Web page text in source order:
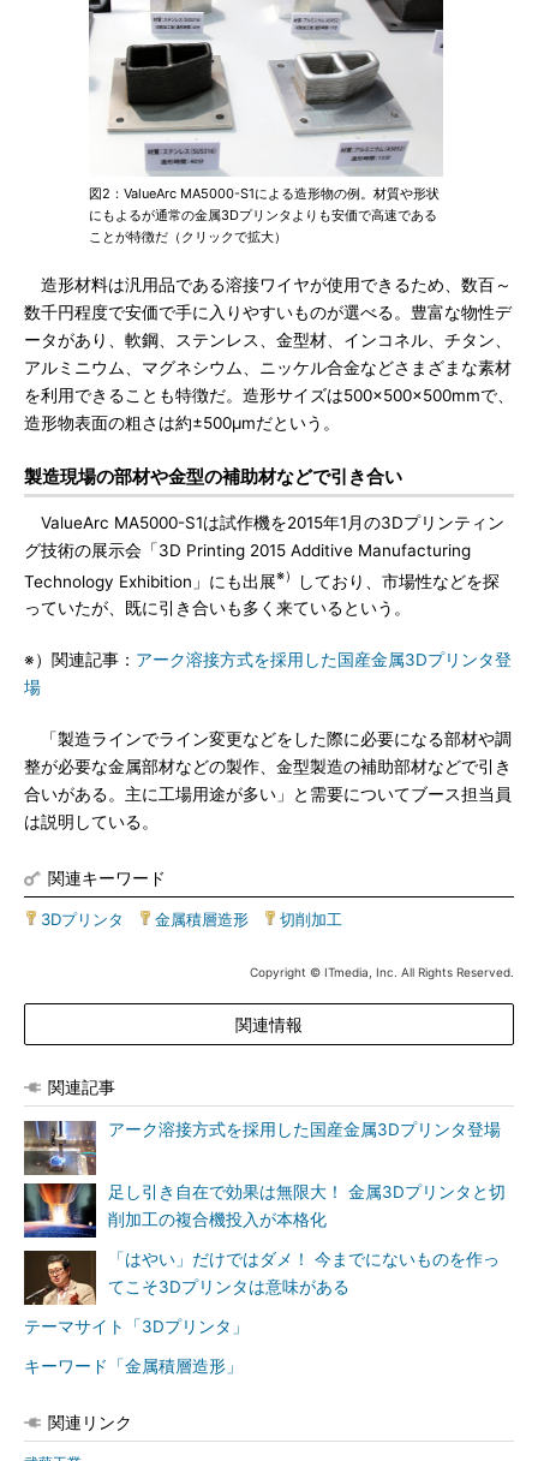
図2：ValueArc MA5000-S1による造形物の例。材質や形状
にもよるが通常の金属3Dプリンタよりも安価で高速である
ことが特徴だ（クリックで拡大）
造形材料は汎用品である溶接ワイヤが使用できるため、数百～
数千円程度で安価で手に入りやすいものが選べる。豊富な物性デ
ータがあり、軟鋼、ステンレス、金型材、インコネル、チタン、
アルミニウム、マグネシウム、ニッケル合金などさまざまな素材
を利用できることも特徴だ。造形サイズは500×500×500mmで、
造形物表面の粗さは約±500μmだという。
製造現場の部材や金型の補助材などで引き合い
ValueArc MA5000-S1は試作機を2015年1月の3Dプリンティン
グ技術の展示会「3D Printing 2015 Additive Manufacturing
Technology Exhibition」にも出展※）
しており、市場性などを探
っていたが、既に引き合いも多く来ているという。
※）関連記事： アーク溶接方式を採用した国産金属3Dプリンタ登
場
「製造ラインでライン変更などをした際に必要になる部材や調
整が必要な金属部材などの製作、金型製造の補助部材などで引き
合いがある。主に工場用途が多い」と需要についてブース担当員
は説明している。
関連キーワード
3Dプリンタ 金属積層造形 切削加工
Copyright © ITmedia, Inc. All Rights Reserved.
関連情報
関連記事
アーク溶接方式を採用した国産金属3Dプリンタ登場
足し引き自在で効果は無限大！ 金属3Dプリンタと切
削加工の複合機投入が本格化
「はやい」だけではダメ！ 今までにないものを作っ
てこそ3Dプリンタは意味がある
テーマサイト「3Dプリンタ」
キーワード「金属積層造形」
関連リンク